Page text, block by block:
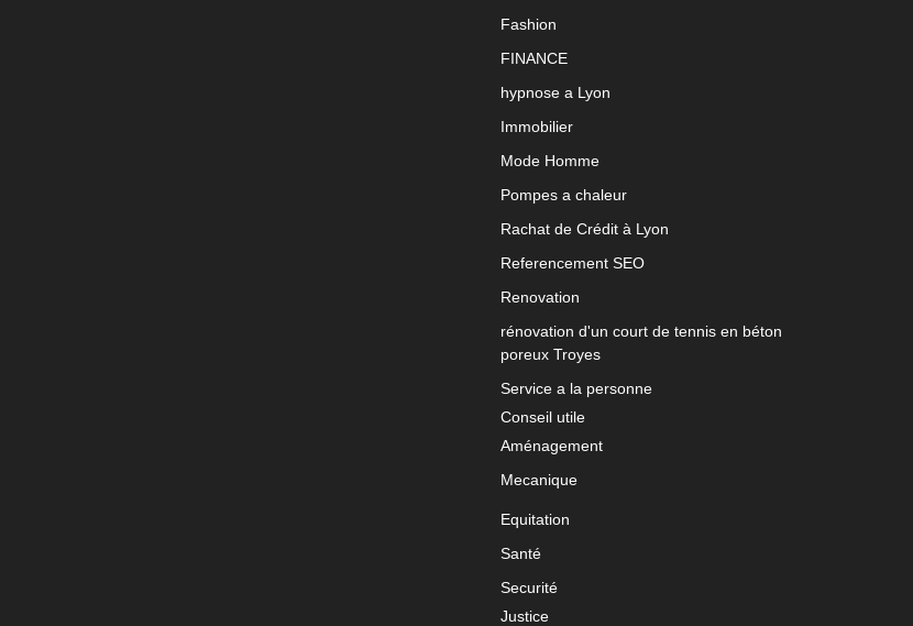
Fashion
FINANCE
hypnose a Lyon
Immobilier
Mode Homme
Pompes a chaleur
Rachat de Crédit à Lyon
Referencement SEO
Renovation
rénovation d'un court de tennis en béton
poreux Troyes
Service a la personne
Conseil utile
Aménagement
Mecanique
Equitation
Santé
Securité
Justice